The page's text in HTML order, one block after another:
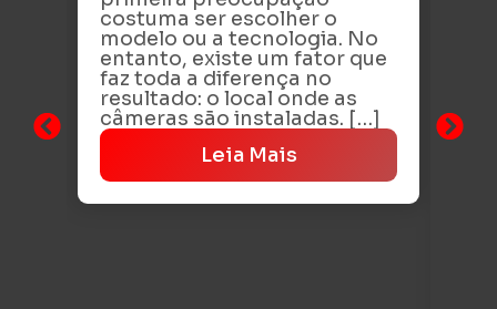
costuma ser escolher o
modelo ou a tecnologia. No
entanto, existe um fator que
faz toda a diferença no
resultado: o local onde as
câmeras são instaladas. […]
Leia Mais